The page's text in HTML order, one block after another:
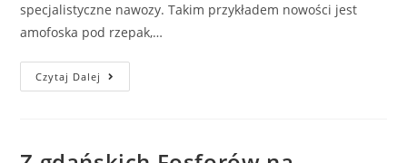
specjalistyczne nawozy. Takim przykładem nowości jest
amofoska pod rzepak,…
Czytaj Dalej